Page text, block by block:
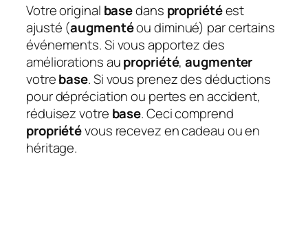
Votre original basedans propriétéest
ajusté (augmentéou diminué) par certains
événements. Si vous apportez des
améliorations aupropriété,augmenter
votrebase. Si vous prenez des déductions
pour dépréciation ou pertes en accident,
réduisez votre base. Ceci comprend
propriétévous recevez en cadeau ou en
héritage.